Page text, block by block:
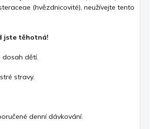
(hvězdnicovité), neužívejte tento
jste těhotná!
dosah dětí.
stravy.
denní dávkování.